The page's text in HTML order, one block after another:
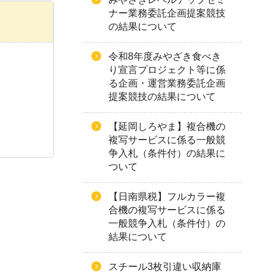
ナー業務委託企画提案競技
の結果について
令和8年度みやざき食べき
り宣言プロジェクト等に係
る企画・運営業務委託企画
提案競技の結果について
【延岡しろやま】複合機の
複写サービスに係る一般競
争入札（条件付）の結果に
ついて
【日南県税】フルカラー複
合機の複写サービスに係る
一般競争入札（条件付）の
結果について
スチール3枚引違い収納庫